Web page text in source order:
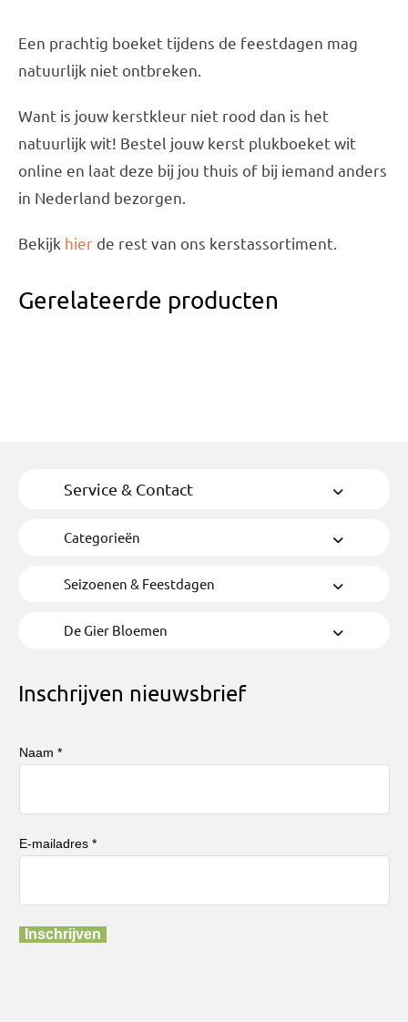
Een prachtig boeket tijdens de feestdagen mag
natuurlijk niet ontbreken.
Want is jouw kerstkleur niet rood dan is het
natuurlijk wit! Bestel jouw kerst plukboeket wit
online en laat deze bij jou thuis of bij iemand anders
in Nederland bezorgen.
Bekijk hierde rest van ons kerstassortiment.
Gerelateerde producten
Service & Contact
Categorieën
Seizoenen & Feestdagen
De Gier Bloemen
Inschrijven nieuwsbrief
Naam *
E-mailadres *
Inschrijven